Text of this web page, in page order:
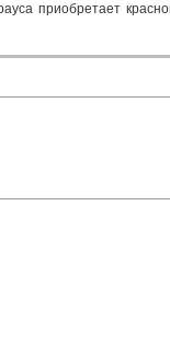
приобретает